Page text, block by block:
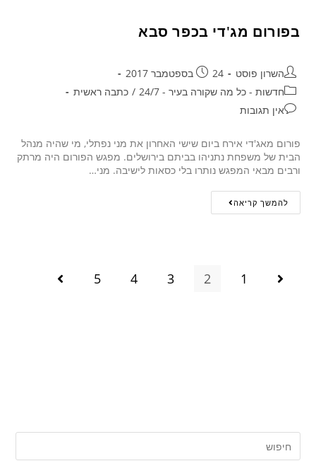
בפורום מג'די בכפר סבא
השרון פוסט
24 בספטמבר 2017
חדשות - כל מה שקורה בעיר - 24/7
/ כתבה ראשית
אין תגובות
פורום מאג'די אירח ביום שישי האחרון את מני נפתלי, מי שהיה מנהל
הבית של משפחת נתניהו בביתם בירושלים. מפגש הפורום היה מרתק
ורבים מבאי המפגש נותרו בלי כסאות לישיבה. מני…
להמשך קריאה
1
2
3
4
5